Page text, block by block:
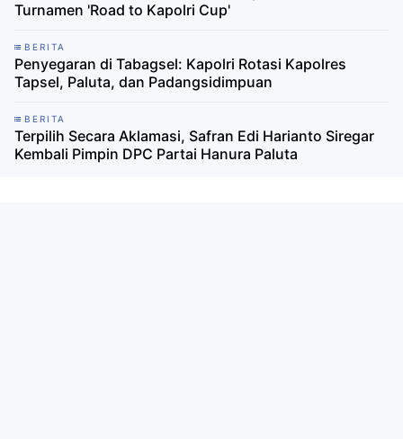
Turnamen 'Road to Kapolri Cup'
BERITA
Penyegaran di Tabagsel: Kapolri Rotasi Kapolres
Tapsel, Paluta, dan Padangsidimpuan
BERITA
Terpilih Secara Aklamasi, Safran Edi Harianto Siregar
Kembali Pimpin DPC Partai Hanura Paluta